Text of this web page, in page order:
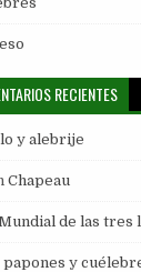
RECIENTES
y alebrije
Chapeau
de las tres
papones y